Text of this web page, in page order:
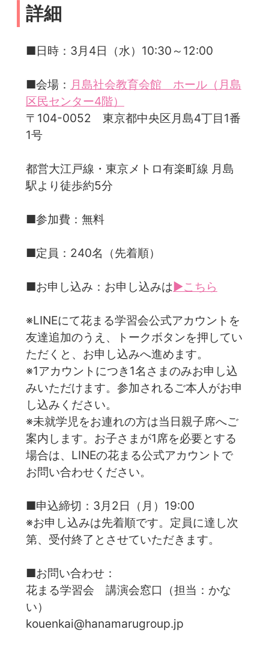
詳細
■日時：3月4日（水）10:30～12:00
■会場： 月島社会教育会館 ホール（月島
区民センター4階）
〒104-0052 東京都中央区月島4丁目1番
1号
都営大江戸線・東京メトロ有楽町線 月島
駅より徒歩約5分
■参加費：無料
■定員：240名（先着順）
■お申し込み：お申し込みは▶こちら
※LINEにて花まる学習会公式アカウントを
友達追加のうえ、トークボタンを押してい
ただくと、お申し込みへ進めます。
※1アカウントにつき1名さまのみお申し込
みいただけます。参加されるご本人がお申
し込みください。
※未就学児をお連れの方は当日親子席へご
案内します。お子さまが1席を必要とする
場合は、LINEの花まる公式アカウントで
お問い合わせください。
■申込締切：3月2日（月）19:00
※お申し込みは先着順です。定員に達し次
第、受付終了とさせていただきます。
■お問い合わせ：
花まる学習会 講演会窓口（担当：かな
い）
kouenkai@hanamarugroup.jp